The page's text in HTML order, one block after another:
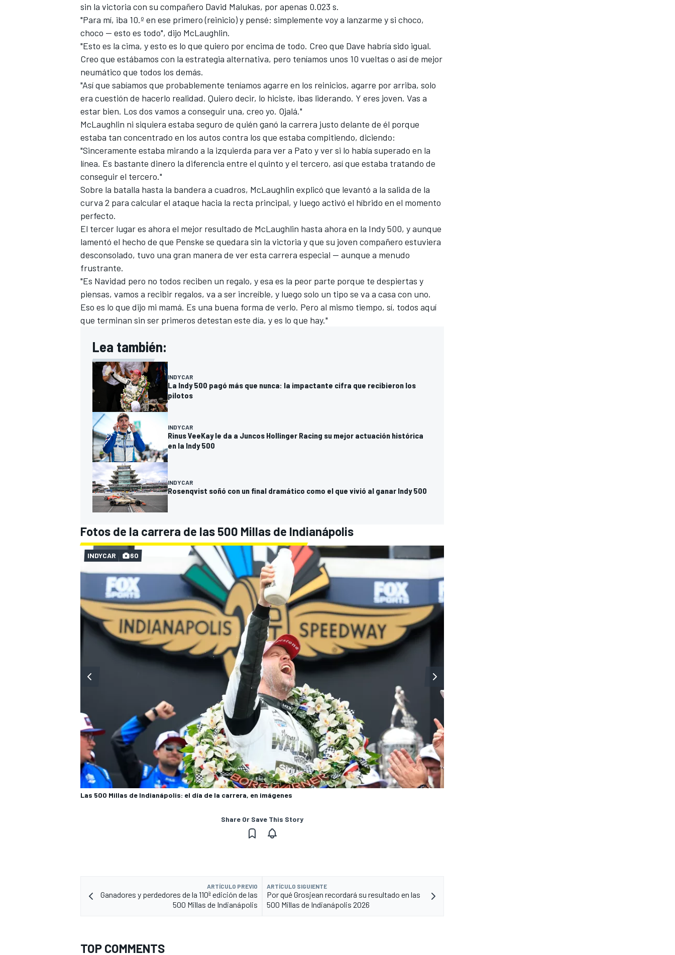
sin la victoria con su compañero David Malukas, por apenas 0.023 s.
"Para mí, iba 10.º en ese primero (reinicio) y pensé: simplemente voy a lanzarme y si choco,
choco -- esto es todo", dijo McLaughlin.
"Esto es la cima, y esto es lo que quiero por encima de todo. Creo que Dave habría sido igual.
Creo que estábamos con la estrategia alternativa, pero teníamos unos 10 vueltas o así de mejor
neumático que todos los demás.
"Así que sabíamos que probablemente teníamos agarre en los reinicios, agarre por arriba, solo
era cuestión de hacerlo realidad. Quiero decir, lo hiciste, ibas liderando. Y eres joven. Vas a
estar bien. Los dos vamos a conseguir una, creo yo. Ojalá."
McLaughlin ni siquiera estaba seguro de quién ganó la carrera justo delante de él porque
estaba tan concentrado en los autos contra los que estaba compitiendo, diciendo:
"Sinceramente estaba mirando a la izquierda para ver a Pato y ver si lo había superado en la
línea. Es bastante dinero la diferencia entre el quinto y el tercero, así que estaba tratando de
conseguir el tercero."
Sobre la batalla hasta la bandera a cuadros, McLaughlin explicó que levantó a la salida de la
curva 2 para calcular el ataque hacia la recta principal, y luego activó el híbrido en el momento
perfecto.
El tercer lugar es ahora el mejor resultado de McLaughlin hasta ahora en la Indy 500, y aunque
lamentó el hecho de que Penske se quedara sin la victoria y que su joven compañero estuviera
desconsolado, tuvo una gran manera de ver esta carrera especial -- aunque a menudo
frustrante.
"Es Navidad pero no todos reciben un regalo, y esa es la peor parte porque te despiertas y
piensas, vamos a recibir regalos, va a ser increíble, y luego solo un tipo se va a casa con uno.
Eso es lo que dijo mi mamá. Es una buena forma de verlo. Pero al mismo tiempo, sí, todos aquí
que terminan sin ser primeros detestan este día, y es lo que hay."
Lea también:
INDYCAR
La Indy 500 pagó más que nunca: la impactante cifra que recibieron los
pilotos
INDYCAR
Rinus VeeKay le da a Juncos Hollinger Racing su mejor actuación histórica
en la Indy 500
INDYCAR
Rosenqvist soñó con un final dramático como el que vivió al ganar Indy 500
Fotos de la carrera de las 500 Millas de Indianápolis
Las 500 Millas de Indianápolis: el día de la carrera, en imágenes
INDYCAR 60
Share Or Save This Story
ARTÍCULO PREVIO
Ganadores y perdedores de la 110ª edición de las
500 Millas de Indianápolis
ARTÍCULO SIGUIENTE
Por qué Grosjean recordará su resultado en las
500 Millas de Indianápolis 2026
TOP COMMENTS